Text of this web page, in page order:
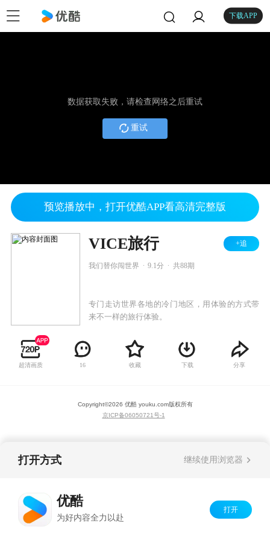
下载APP
数据获取失败，请检查网络之后重试
重试
预览播放中，打开优酷APP看高清完整版
VICE旅行 +追
我们替你闯世界 9.1分 共88期
专门走访世界各地的冷门地区，用体验的方式带
来不一样的旅行体验。
超清画质 16 收藏 下载 分享
Copyright©2026 优酷 youku.com版权所有
京ICP备06050721号-1
打开方式 继续使用浏览器
优酷
为好内容全力以赴
打开